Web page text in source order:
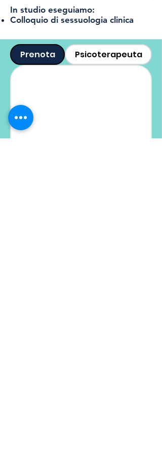
In studio eseguiamo:
Colloquio di sessuologia clinica
Prenota Psicoterapeuta